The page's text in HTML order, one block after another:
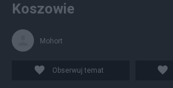
Koszowie
Mohort
Obserwuj temat